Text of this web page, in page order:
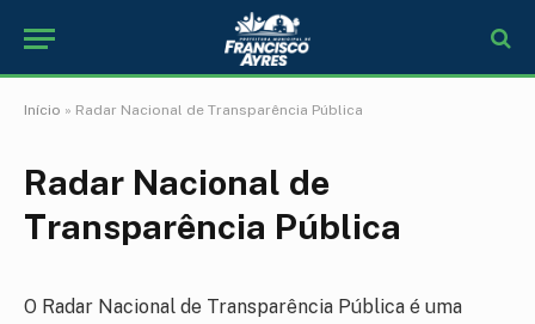
Início » Radar Nacional de Transparência Pública
Radar Nacional de
Transparência Pública
O Radar Nacional de Transparência Pública é uma